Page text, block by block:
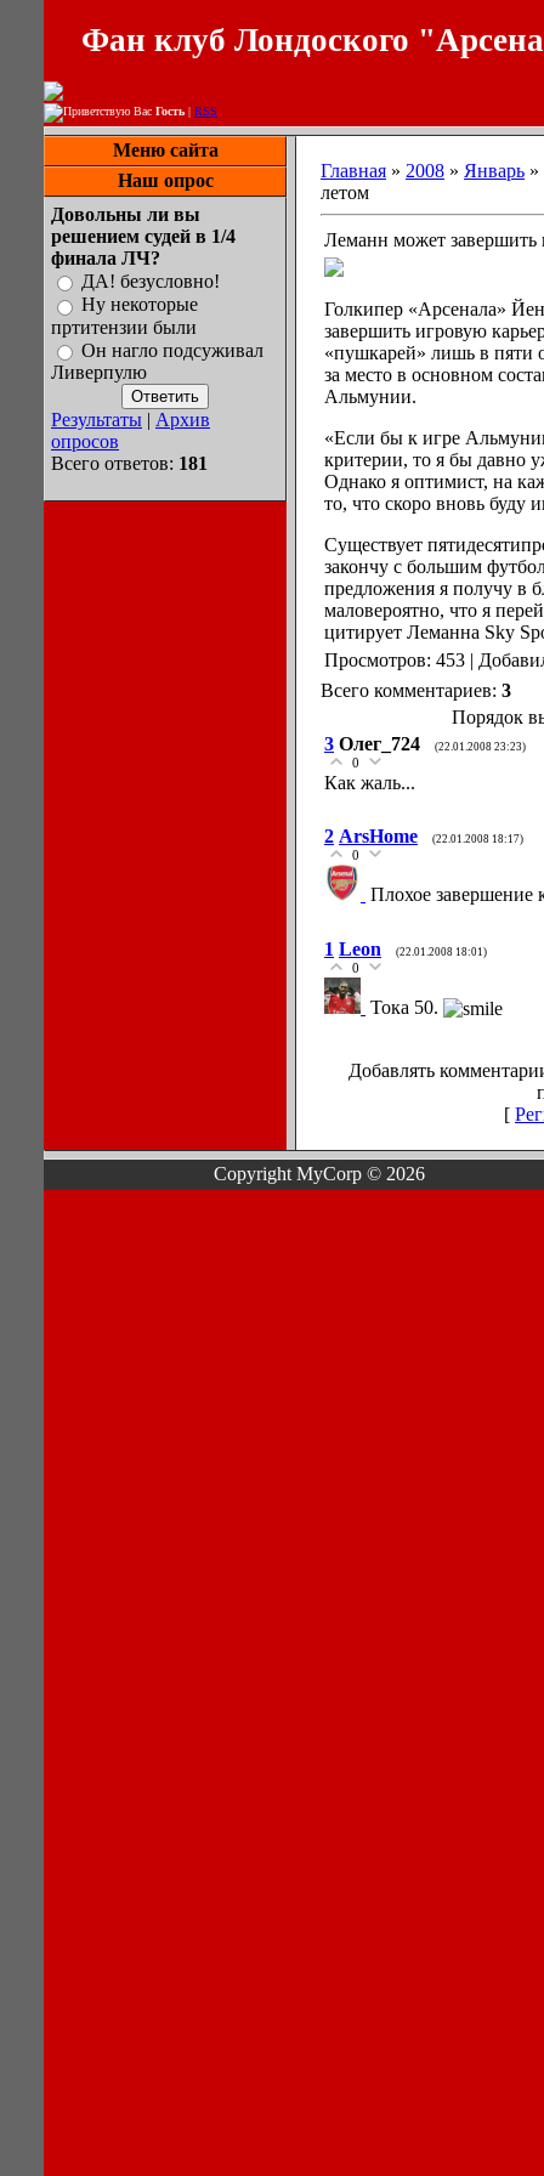
Фан клуб Лондоского
Приветствую Вас Гость | RSS
Меню сайта
Наш опрос
Довольны ли вы
решением судей в 1/4
финала ЛЧ?
ДА! безусловно!
Ну некоторые
пртитензии были
Он нагло подсуживал
Ливерпулю
Результаты | Архив
опросов
Всего ответов: 181
Главная » 2008 » Январь »
летом
Леманн может завершить
Голкипер «Арсенала»
завершить игровую
«пушкарей» лишь в пяти
за место в основном
Альмунии.
«Если бы к игре
критерии, то я бы давно
Однако я оптимист, на
то, что скоро вновь буду
Существует
закончу с большим
предложения я получу в
маловероятно, что я
цитирует Леманна Sky
Просмотров: 453 |
Всего комментариев: 3
Порядок
3 Олег_724 (22.01.2008 23:23)
0
Как жаль...
2 ArsHome (22.01.2008 18:17)
0
Плохое завершение
1 Leon (22.01.2008 18:01)
0
Тока 50.
Добавлять
[
Copyright MyCorp © 2026